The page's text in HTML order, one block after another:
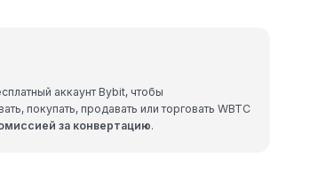
аккаунт Bybit, чтобы
покупать, продавать или торговать WBTC
за конвертацию.